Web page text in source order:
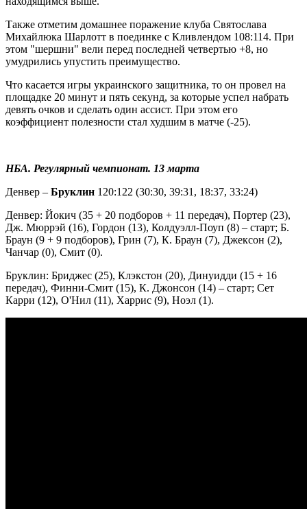
Также отметим домашнее поражение клуба Святослава
Михайлюка Шарлотт в поединке с Кливлендом 108:114. При
этом "шершни" вели перед последней четвертью +8, но
умудрились упустить преимущество.
Что касается игры украинского защитника, то он провел на
площадке 20 минут и пять секунд, за которые успел набрать
девять очков и сделать один ассист. При этом его
коэффициент полезности стал худшим в матче (-25).
НБА. Регулярный чемпионат. 13 марта
Денвер – Бруклин 120:122 (30:30, 39:31, 18:37, 33:24)
Денвер: Йокич (35 + 20 подборов + 11 передач), Портер (23),
Дж. Мюррэй (16), Гордон (13), Колдуэлл-Поуп (8) – старт; Б.
Браун (9 + 9 подборов), Грин (7), К. Браун (7), Джексон (2),
Чанчар (0), Смит (0).
Бруклин: Бриджес (25), Клэкстон (20), Динуидди (15 + 16
передач), Финни-Смит (15), К. Джонсон (14) – старт; Сет
Карри (12), О'Нил (11), Харрис (9), Ноэл (1).